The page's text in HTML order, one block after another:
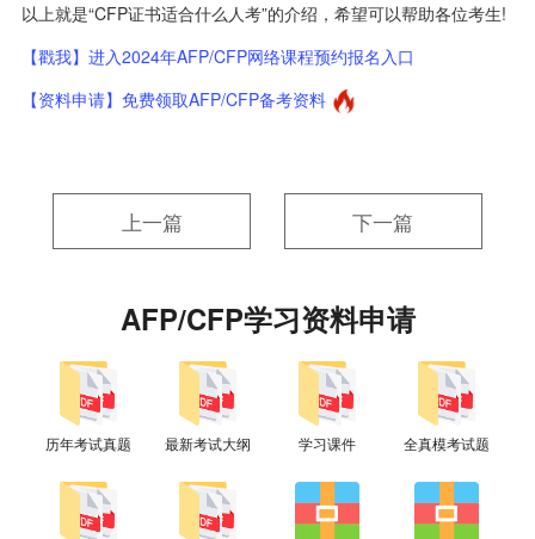
以上就是“CFP证书适合什么人考”的介绍，希望可以帮助各位考生!
【戳我】进入2024年AFP/CFP网络课程预约报名入口
【资料申请】免费领取AFP/CFP备考资料
上一篇 下一篇
AFP/CFP学习资料申请
历年考试真题 最新考试大纲 学习课件 全真模考试题